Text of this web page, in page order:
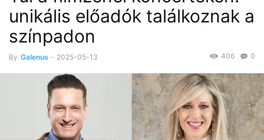
unikális előadók találkoznak a
színpadon
By Galenus - 2025-05-13 0
406